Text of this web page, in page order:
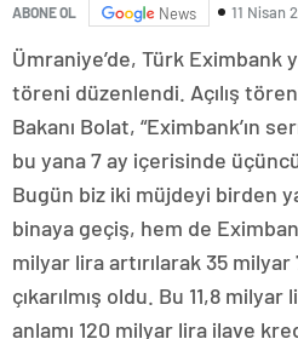
ABONE OL News 11 Nisan
Ümraniye’de, Türk Eximbank
töreni düzenlendi. Açılış
Bakanı Bolat, “Eximbank’ın
bu yana 7 ay içerisinde
Bugün biz iki müjdeyi birden
binaya geçiş, hem de
milyar lira artırılarak 35
çıkarılmış oldu. Bu 11,8
anlamı 120 milyar lira ilave